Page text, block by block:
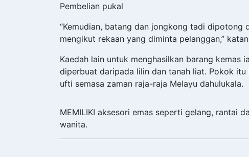
Pembelian pukal
“Kemudian, batang dan jongkong tadi dipotong
mengikut rekaan yang diminta pelanggan,”
Kaedah lain untuk menghasilkan barang kemas
diperbuat daripada lilin dan tanah liat. Pokok
ufti semasa zaman raja-raja Melayu dahulukala.
MEMILIKI aksesori emas seperti gelang, rantai
wanita.